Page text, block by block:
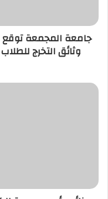
جامعة المجمعة توقع
وثائق التخرج